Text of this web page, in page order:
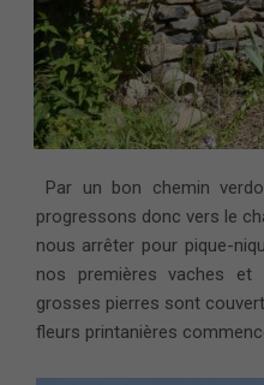
Par un bon chemin
progressons donc vers le
nous arrêter pour pique-
nos premières vaches
grosses pierres sont
fleurs printanières